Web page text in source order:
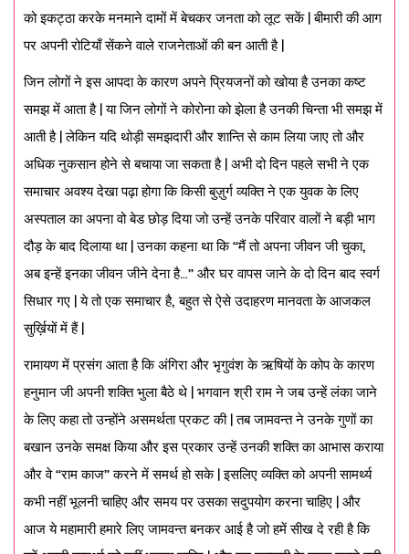
को इकट्ठा करके मनमाने दामों में बेचकर जनता को लूट सकें | बीमारी की आग
पर अपनी रोटियाँ सेंकने वाले राजनेताओं की बन आती है |
जिन लोगों ने इस आपदा के कारण अपने प्रियजनों को खोया है उनका कष्ट
समझ में आता है | या जिन लोगों ने कोरोना को झेला है उनकी चिन्ता भी समझ में
आती है | लेकिन यदि थोड़ी समझदारी और शान्ति से काम लिया जाए तो और
अधिक नुकसान होने से बचाया जा सकता है | अभी दो दिन पहले सभी ने एक
समाचार अवश्य देखा पढ़ा होगा कि किसी बुज़ुर्ग व्यक्ति ने एक युवक के लिए
अस्पताल का अपना वो बेड छोड़ दिया जो उन्हें उनके परिवार वालों ने बड़ी भाग
दौड़ के बाद दिलाया था | उनका कहना था कि “मैं तो अपना जीवन जी चुका,
अब इन्हें इनका जीवन जीने देना है…” और घर वापस जाने के दो दिन बाद स्वर्ग
सिधार गए | ये तो एक समाचार है, बहुत से ऐसे उदाहरण मानवता के आजकल
सुर्ख़ियों में हैं |
रामायण में प्रसंग आता है कि अंगिरा और भृगुवंश के ऋषियों के कोप के कारण
हनुमान जी अपनी शक्ति भुला बैठे थे | भगवान श्री राम ने जब उन्हें लंका जाने
के लिए कहा तो उन्होंने असमर्थता प्रकट की | तब जामवन्त ने उनके गुणों का
बखान उनके समक्ष किया और इस प्रकार उन्हें उनकी शक्ति का आभास कराया
और वे “राम काज” करने में समर्थ हो सके | इसलिए व्यक्ति को अपनी सामर्थ्य
कभी नहीं भूलनी चाहिए और समय पर उसका सदुपयोग करना चाहिए | और
आज ये महामारी हमारे लिए जामवन्त बनकर आई है जो हमें सीख दे रही है कि